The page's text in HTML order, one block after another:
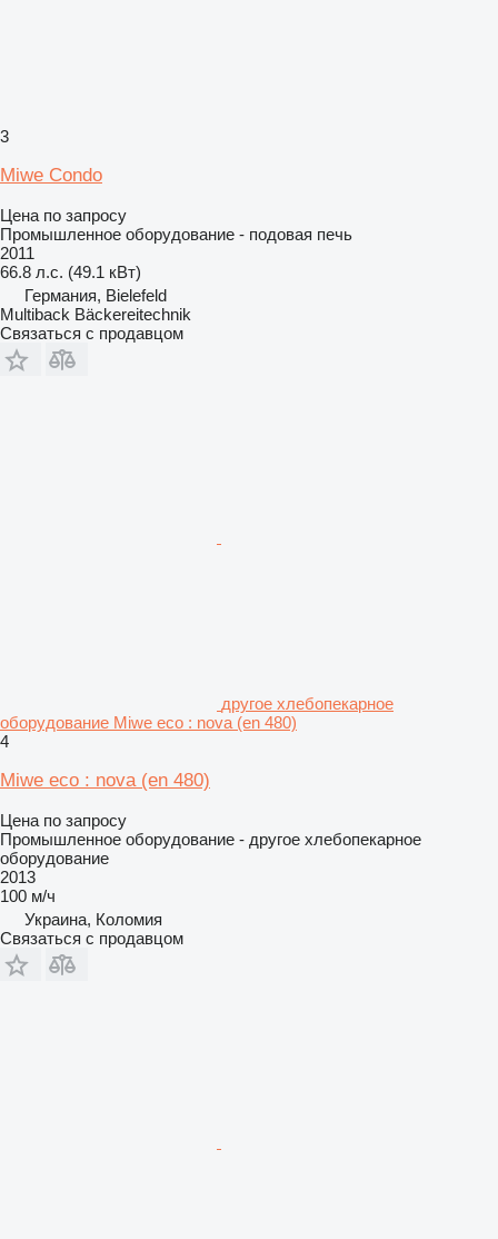
3
Miwe Condo
Цена по запросу
Промышленное оборудование - подовая печь
2011
66.8 л.с. (49.1 кВт)
Германия, Bielefeld
Multiback Bäckereitechnik
Связаться с продавцом
другое хлебопекарное
оборудование Miwe eco : nova (en 480)
4
Miwe eco : nova (en 480)
Цена по запросу
Промышленное оборудование - другое хлебопекарное
оборудование
2013
100 м/ч
Украина, Коломия
Связаться с продавцом